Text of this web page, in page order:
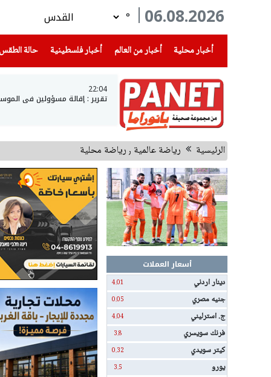
06.08.2026
°
أخبار محلية
(current) أخبار من العالم أخبار فلسطينية(current) حالة الطقس
22:04
تقرير : إقالة مسؤولين في
الرئيسية رياضة عالمية ٫ رياضة محلية
أسعار العملات
دينار اردني
4.01
جنيه مصري 0.05
ج. استرليني 4.04
فرنك سويسري 3.8
كيتر سويدي 0.32
يورو 3.5